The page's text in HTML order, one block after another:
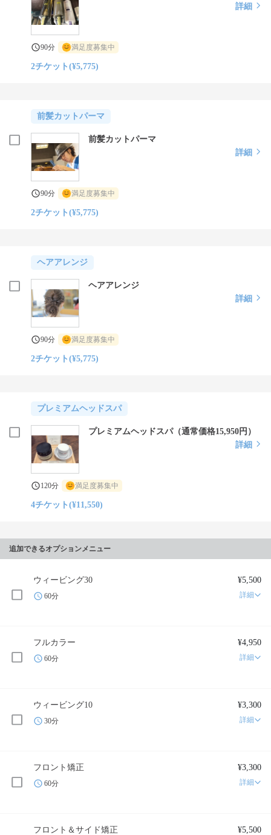
詳細
90分 満足度募集中
2チケット(¥5,775)
前髪カットパーマ
前髪カットパーマ
詳細
90分 満足度募集中
2チケット(¥5,775)
ヘアアレンジ
ヘアアレンジ
詳細
90分 満足度募集中
2チケット(¥5,775)
プレミアムヘッドスパ
プレミアムヘッドスパ（通常価格15,950円）
詳細
120分 満足度募集中
4チケット(¥11,550)
追加できるオプションメニュー
ウィービング30 ¥5,500
60分 詳細
フルカラー ¥4,950
60分 詳細
ウィービング10 ¥3,300
30分 詳細
フロント矯正 ¥3,300
60分 詳細
フロント＆サイド矯正 ¥5,500